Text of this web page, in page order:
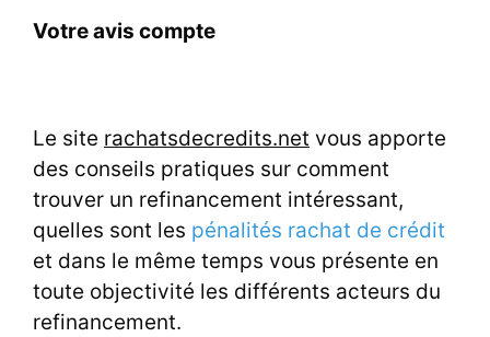
Votre avis compte
Le site rachatsdecredits.net vous apporte
des conseils pratiques sur comment
trouver un refinancement intéressant,
quelles sont les pénalités rachat de crédit
et dans le même temps vous présente en
toute objectivité les différents acteurs du
refinancement.